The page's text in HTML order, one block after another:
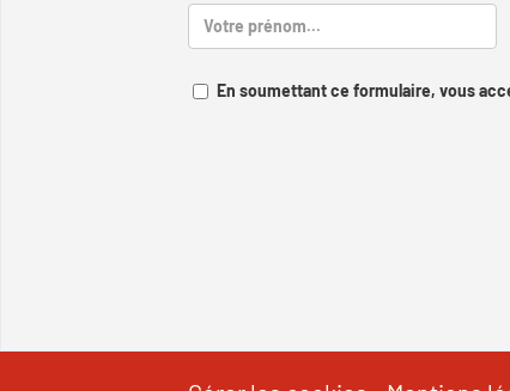
En soumettant ce formulaire, vous